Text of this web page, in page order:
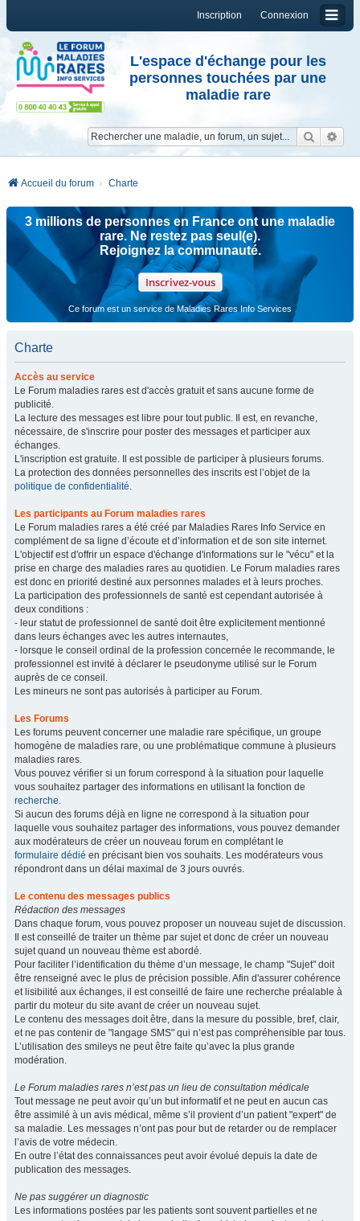
Connexion
Inscription
L'espace d'échange pour les
personnes touchées par une
maladie rare
Accueil du forum Charte
3 millions de personnes en France ont une maladie
rare. Ne restez pas seul(e).
Rejoignez la communauté.
Inscrivez-vous
Ce forum est un service de Maladies Rares Info Services
Charte
Accès au service
Le Forum maladies rares est d'accès gratuit et sans aucune forme de
publicité.
La lecture des messages est libre pour tout public. Il est, en revanche,
nécessaire, de s'inscrire pour poster des messages et participer aux
échanges.
L'inscription est gratuite. Il est possible de participer à plusieurs forums.
La protection des données personnelles des inscrits est l’objet de la
politique de confidentialité.
Les participants au Forum maladies rares
Le Forum maladies rares a été créé par Maladies Rares Info Service en
complément de sa ligne d’écoute et d’information et de son site internet.
L'objectif est d'offrir un espace d'échange d'informations sur le "vécu" et la
prise en charge des maladies rares au quotidien. Le Forum maladies rares
est donc en priorité destiné aux personnes malades et à leurs proches.
La participation des professionnels de santé est cependant autorisée à
deux conditions :
- leur statut de professionnel de santé doit être explicitement mentionné
dans leurs échanges avec les autres internautes,
- lorsque le conseil ordinal de la profession concernée le recommande, le
professionnel est invité à déclarer le pseudonyme utilisé sur le Forum
auprès de ce conseil.
Les mineurs ne sont pas autorisés à participer au Forum.
Les Forums
Les forums peuvent concerner une maladie rare spécifique, un groupe
homogène de maladies rare, ou une problématique commune à plusieurs
maladies rares.
Vous pouvez vérifier si un forum correspond à la situation pour laquelle
vous souhaitez partager des informations en utilisant la fonction de
recherche.
Si aucun des forums déjà en ligne ne correspond à la situation pour
laquelle vous souhaitez partager des informations, vous pouvez demander
aux modérateurs de créer un nouveau forum en complétant le
formulaire dédié en précisant bien vos souhaits. Les modérateurs vous
répondront dans un délai maximal de 3 jours ouvrés.
Le contenu des messages publics
Rédaction des messages
Dans chaque forum, vous pouvez proposer un nouveau sujet de discussion.
Il est conseillé de traiter un thème par sujet et donc de créer un nouveau
sujet quand un nouveau thème est abordé.
Pour faciliter l’identification du thème d’un message, le champ "Sujet" doit
être renseigné avec le plus de précision possible. Afin d'assurer cohérence
et lisibilité aux échanges, il est conseillé de faire une recherche préalable à
partir du moteur du site avant de créer un nouveau sujet.
Le contenu des messages doit être, dans la mesure du possible, bref, clair,
et ne pas contenir de "langage SMS" qui n’est pas compréhensible par tous.
L’utilisation des smileys ne peut être faite qu’avec la plus grande
modération.
Le Forum maladies rares n’est pas un lieu de consultation médicale
Tout message ne peut avoir qu’un but informatif et ne peut en aucun cas
être assimilé à un avis médical, même s’il provient d’un patient "expert" de
sa maladie. Les messages n’ont pas pour but de retarder ou de remplacer
l’avis de votre médecin.
En outre l’état des connaissances peut avoir évolué depuis la date de
publication des messages.
Ne pas suggérer un diagnostic
Les informations postées par les patients sont souvent partielles et ne